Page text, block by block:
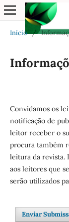
Início /
Convidamos os
notificação de
leitor receber o
procura também
leitura da revista.
aos leitores que
serão utilizados
Enviar